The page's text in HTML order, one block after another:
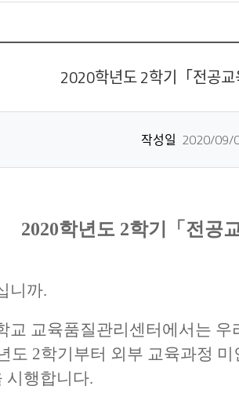
2020학년도 2학기「전공
작성일 2020/09/
2020학년도 2학기「전공
니까.
교 교육품질관리센터에서는 우
도 2학기부터 외부 교육과정
시행합니다.